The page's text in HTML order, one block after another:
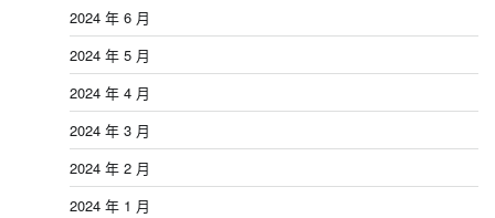
2024 年 6 月
2024 年 5 月
2024 年 4 月
2024 年 3 月
2024 年 2 月
2024 年 1 月